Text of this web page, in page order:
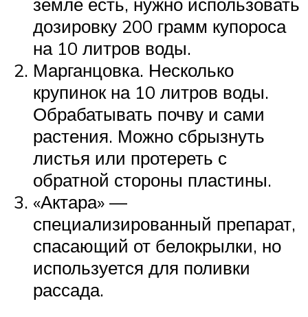
дозировку 200 грамм купороса
на 10 литров воды.
Марганцовка. Несколько
крупинок на 10 литров воды.
Обрабатывать почву и сами
растения. Можно сбрызнуть
листья или протереть с
обратной стороны пластины.
«Актара» —
специализированный препарат,
спасающий от белокрылки, но
используется для поливки
рассада.